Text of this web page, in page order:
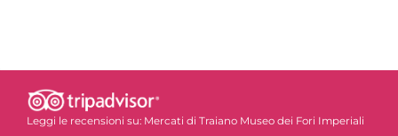
Leggi le recensioni su: Mercati di Traiano Museo dei Fori Imperiali